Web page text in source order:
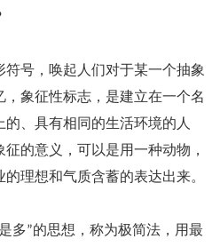
号，唤起人们对于某一个抽象
象征性标志，是建立在一个名
、具有相同的生活环境的人
的意义，可以是用一种动物，
理想和气质含蓄的表达出来。
”的思想，称为极简法，用最